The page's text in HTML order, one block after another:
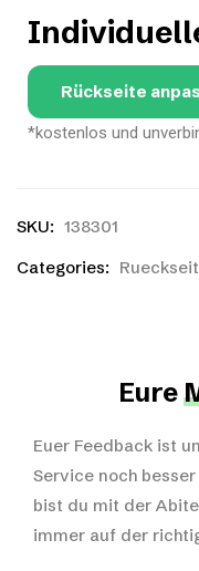
Rückseite
*kostenlos und
SKU: 138301
Categories:
Eure
Euer Feedback ist
Service noch
bist du mit der
immer auf der